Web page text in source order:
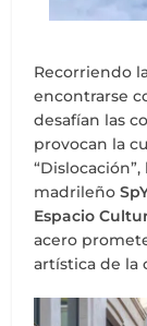
Recorriendo
encontrarse
desafían las
provocan la
madrileño
Espacio
acero
artística de la